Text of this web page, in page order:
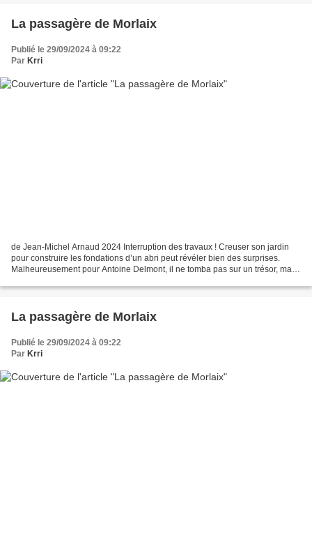
La passagère de Morlaix
Publié le 29/09/2024 à 09:22
Par Krri
de Jean-Michel Arnaud 2024 Interruption des travaux ! Creuser son jardin
pour construire les fondations d’un abri peut révéler bien des surprises.
Malheureusement pour Antoine Delmont, il ne tomba pas sur un trésor, mais
La passagère de Morlaix
Publié le 29/09/2024 à 09:22
Par Krri